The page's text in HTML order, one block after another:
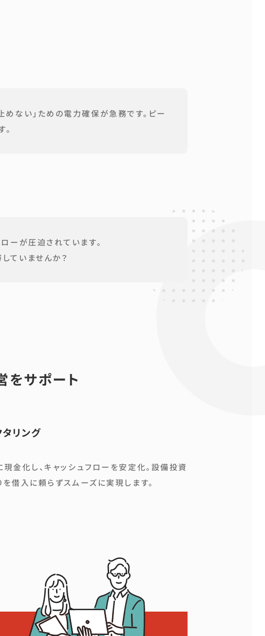
ない」ための電力確保が急務です。ピー
ーが圧迫されています。
ていませんか？
をサポート
リング
金化し、キャッシュフローを安定化。設備投資
借入に頼らずスムーズに実現します。